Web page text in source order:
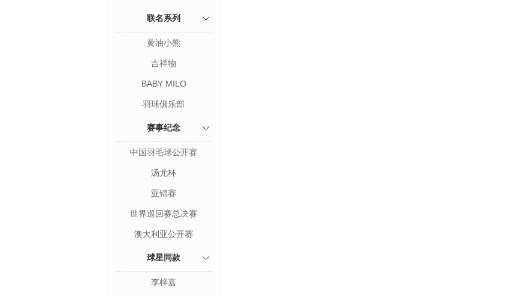
联名系列
黄油小熊
吉祥物
BABY MILO
羽球俱乐部
赛事纪念
中国羽毛球公开赛
汤尤杯
亚锦赛
世界巡回赛总决赛
澳大利亚公开赛
球星同款
李梓嘉